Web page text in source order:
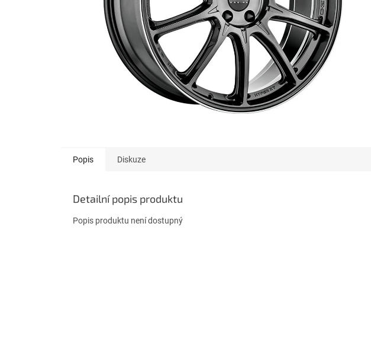
Popis Diskuze
Detailní popis produktu
Popis produktu není dostupný